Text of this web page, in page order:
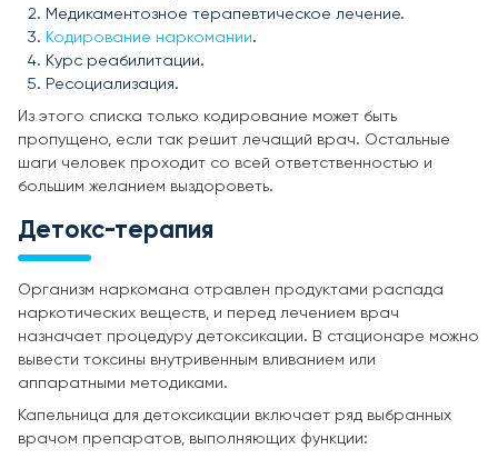
Медикаментозное терапевтическое лечение.
Кодирование наркомании.
Курс реабилитации.
Ресоциализация.
Из этого списка только кодирование может быть
пропущено, если так решит лечащий врач. Остальные
шаги человек проходит со всей ответственностью и
большим желанием выздороветь.
Детокс-терапия
Организм наркомана отравлен продуктами распада
наркотических веществ, и перед лечением врач
назначает процедуру детоксикации. В стационаре можно
вывести токсины внутривенным вливанием или
аппаратными методиками.
Капельница для детоксикации включает ряд выбранных
врачом препаратов, выполняющих функции: